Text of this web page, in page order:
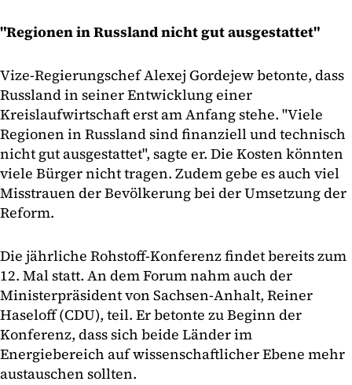
"Regionen in Russland nicht gut ausgestattet"
Vize-Regierungschef Alexej Gordejew betonte, dass
Russland in seiner Entwicklung einer
Kreislaufwirtschaft erst am Anfang stehe. "Viele
Regionen in Russland sind finanziell und technisch
nicht gut ausgestattet", sagte er. Die Kosten könnten
viele Bürger nicht tragen. Zudem gebe es auch viel
Misstrauen der Bevölkerung bei der Umsetzung der
Reform.
Die jährliche Rohstoff-Konferenz findet bereits zum
12. Mal statt. An dem Forum nahm auch der
Ministerpräsident von Sachsen-Anhalt, Reiner
Haseloff (CDU), teil. Er betonte zu Beginn der
Konferenz, dass sich beide Länder im
Energiebereich auf wissenschaftlicher Ebene mehr
austauschen sollten.